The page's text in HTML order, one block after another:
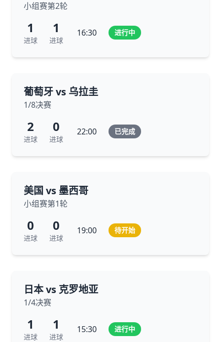
小组赛第2轮
1
进球
1
进球
16:30 进行中
葡萄牙 vs 乌拉圭
1/8决赛
2
进球
0
进球
22:00 已完成
美国 vs 墨西哥
小组赛第1轮
0
进球
0
进球
19:00 待开始
日本 vs 克罗地亚
1/4决赛
1
进球
1
进球
15:30 进行中